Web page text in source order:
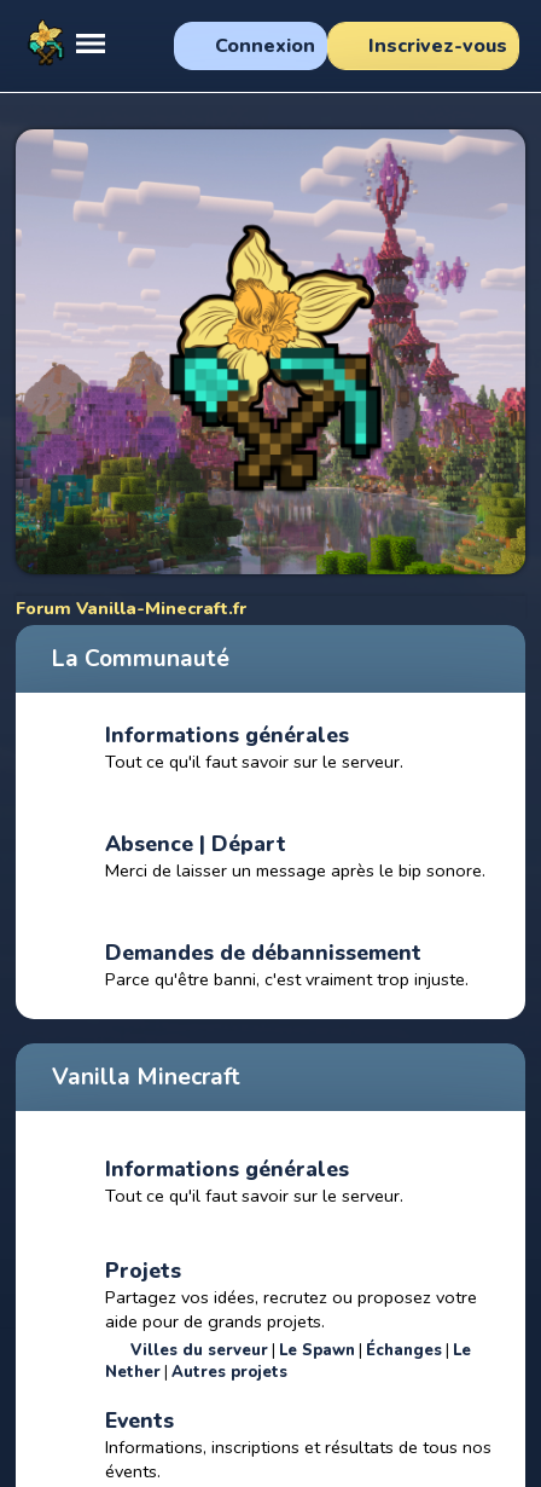
Connexion Inscrivez-vous
Forum Vanilla-Minecraft.fr
La Communauté
Informations générales
Tout ce qu'il faut savoir sur le serveur.
Absence | Départ
Merci de laisser un message après le bip sonore.
Demandes de débannissement
Parce qu'être banni, c'est vraiment trop injuste.
Vanilla Minecraft
Informations générales
Tout ce qu'il faut savoir sur le serveur.
Projets
Partagez vos idées, recrutez ou proposez votre
aide pour de grands projets.
Villes du serveur Le Spawn Échanges Le
Nether Autres projets
Events
Informations, inscriptions et résultats de tous nos
évents.